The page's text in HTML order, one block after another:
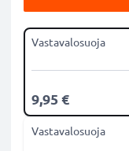
Vastavalosuoja
9,95 €
Vastavalosuoja